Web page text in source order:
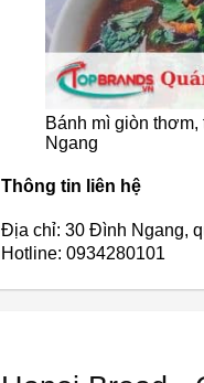
Bánh mì giòn
Ngang
Thông tin liên hệ
Địa chỉ: 30 Đình Ngang,
Hotline: 0934280101